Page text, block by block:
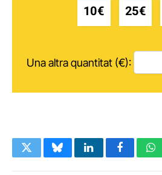
10€ 25€
Una altra quantitat (€):
TwitterBlueskyLinkedInFacebook